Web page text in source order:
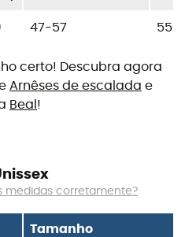
47-57 55-
certo! Descubra agora
Arnêses de escalada e
Beal !
medidas corretamente?
Tamanho